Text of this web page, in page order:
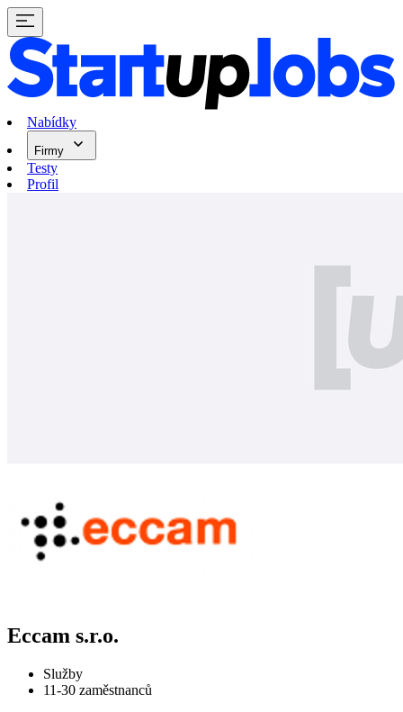
Nabídky
Firmy
Testy
Profil
Eccam s.r.o.
Služby
11-30 zaměstnanců